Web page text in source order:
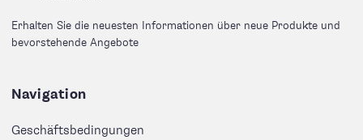
Navigation
Geschäftsbedingungen
Erhalten Sie die neuesten Informationen über neue Produkte und
bevorstehende Angebote